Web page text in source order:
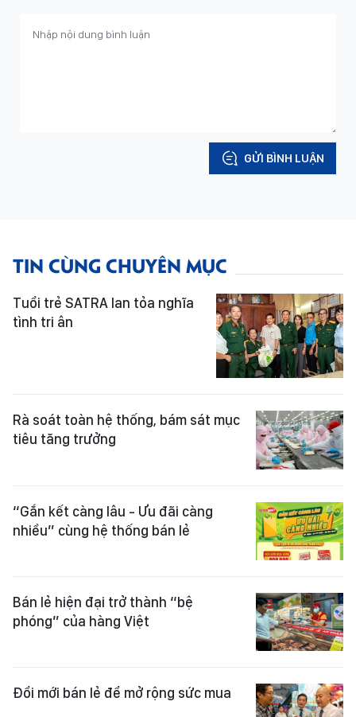
GỬI BÌNH LUẬN
TIN CÙNG CHUYÊN MỤC
Tuổi trẻ SATRA lan tỏa nghĩa
tình tri ân
Rà soát toàn hệ thống, bám sát mục
tiêu tăng trưởng
“Gắn kết càng lâu - Ưu đãi càng
nhiều” cùng hệ thống bán lẻ
Bán lẻ hiện đại trở thành “bệ
phóng” của hàng Việt
Đổi mới bán lẻ để mở rộng sức mua